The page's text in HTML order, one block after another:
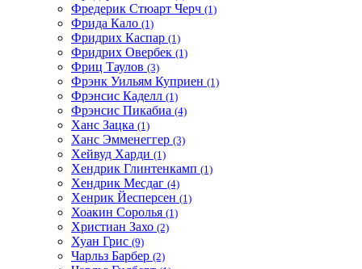
Фредерик Стюарт Черч (1)
Фрида Кало (1)
Фридрих Каспар (1)
Фридрих Овербек (1)
Фриц Таулов (3)
Фрэнк Уильям Куприен (1)
Фрэнсис Каделл (1)
Фрэнсис Пикабиа (4)
Ханс Зацка (1)
Ханс Эмменеггер (3)
Хейвуд Харди (1)
Хендрик Глинтенкамп (1)
Хендрик Месдаг (4)
Хенрик Йесперсен (1)
Хоакин Соролья (1)
Христиан Захо (2)
Хуан Грис (9)
Чарльз Барбер (2)